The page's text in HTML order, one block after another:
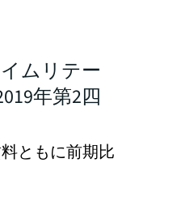
ムリテー
年第2四
ともに前期比